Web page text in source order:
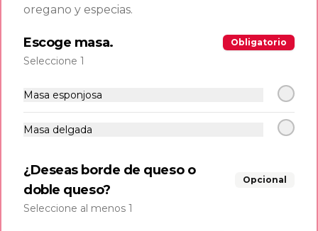
Made in venezuela
6 und de mandocas acompañadas de
oregano y especias.
Escoge masa. Obligatorio
Seleccione 1
Masa esponjosa
Masa delgada
¿Deseas borde de queso o
doble queso?
Opcional
Seleccione al menos 1